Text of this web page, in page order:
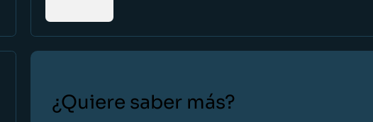
¿Quiere saber más?